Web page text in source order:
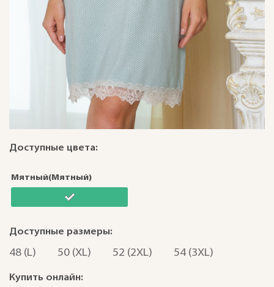
Доступные цвета:
Мятный(Мятный)
Доступные размеры:
48 (L) 50 (XL) 52 (2XL) 54 (3XL)
Купить онлайн: